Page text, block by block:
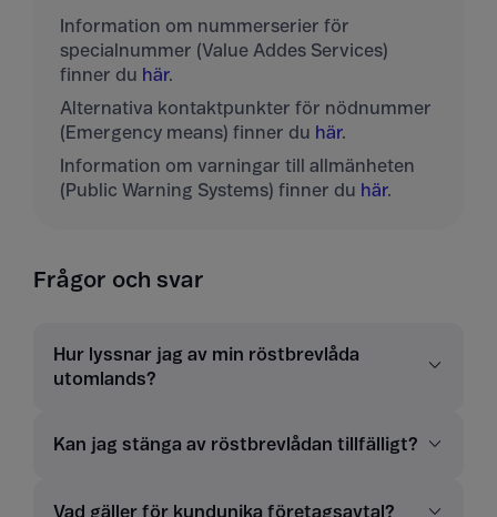
Information om nummerserier för
specialnummer (Value Addes Services)
finner du här.
Alternativa kontaktpunkter för nödnummer
(Emergency means) finner du här.
Information om varningar till allmänheten
(Public Warning Systems) finner du här.
Frågor och svar
Hur lyssnar jag av min röstbrevlåda
utomlands?
Kan jag stänga av röstbrevlådan tillfälligt?
Vad gäller för kundunika företagsavtal?